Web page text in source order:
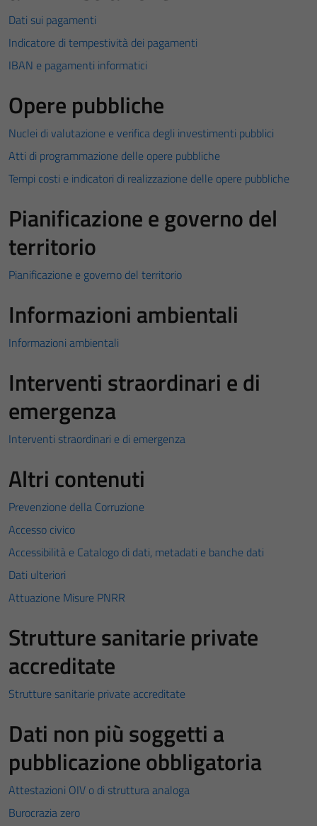
Dati sui pagamenti
Indicatore di tempestività dei pagamenti
IBAN e pagamenti informatici
Opere pubbliche
Nuclei di valutazione e verifica degli investimenti pubblici
Atti di programmazione delle opere pubbliche
Tempi costi e indicatori di realizzazione delle opere pubbliche
Pianificazione e governo del
territorio
Pianificazione e governo del territorio
Informazioni ambientali
Informazioni ambientali
Interventi straordinari e di
emergenza
Interventi straordinari e di emergenza
Altri contenuti
Prevenzione della Corruzione
Accesso civico
Accessibilità e Catalogo di dati, metadati e banche dati
Dati ulteriori
Attuazione Misure PNRR
Strutture sanitarie private
accreditate
Strutture sanitarie private accreditate
Dati non più soggetti a
pubblicazione obbligatoria
Attestazioni OIV o di struttura analoga
Burocrazia zero